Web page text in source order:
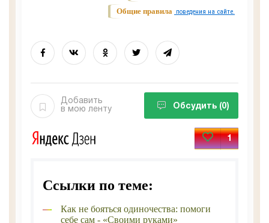
Общие правила поведения на сайте.
Добавить
в мою ленту
Обсудить (0)
1
Ссылки по теме:
Как не бояться одиночества: помоги
себе сам - «Своими руками»